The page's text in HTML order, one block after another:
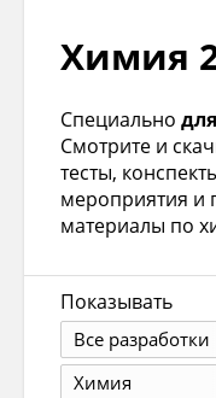
Химия
Специально
Смотрите и
тесты,
мероприятия и
материалы по
Показывать
Все разработки
Химия